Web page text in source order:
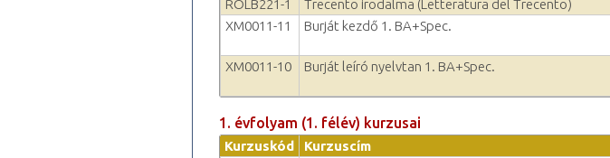
ROLB221-1
Trecento irodalma (Letteratura del Trecento)
XM0011-11
Burját kezdő 1. BA+Spec.
XM0011-10
Burját leíró nyelvtan 1. BA+Spec.
1. évfolyam (1. félév) kurzusai
Kurzuskód Kurzuscím